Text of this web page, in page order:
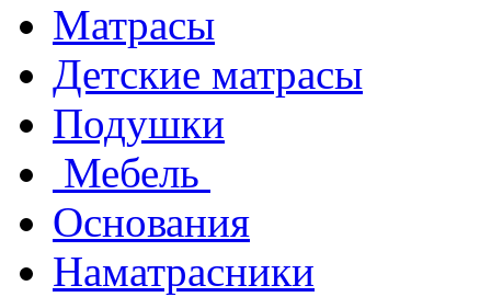
Матрасы
Детские матрасы
Подушки
Мебель
Основания
Наматрасники